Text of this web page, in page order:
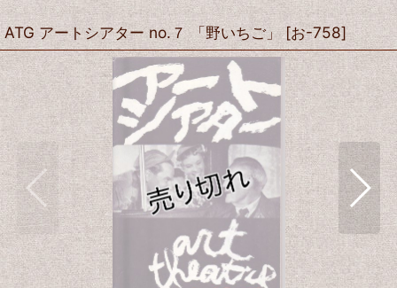
ATG アートシアター no.７ 「野いちご」 [お-758]